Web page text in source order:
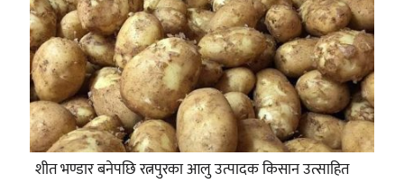
शीत भण्डार बनेपछि रत्नपुरका आलु उत्पादक किसान उत्साहित